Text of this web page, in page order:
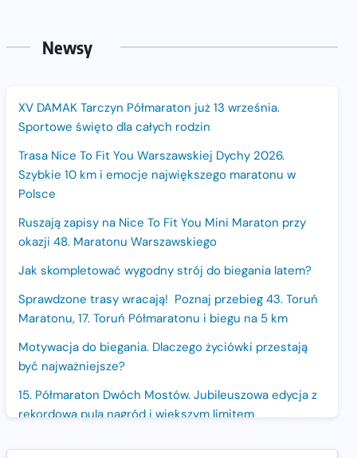
Newsy
XV DAMAK Tarczyn Półmaraton już 13 września.
Sportowe święto dla całych rodzin
Trasa Nice To Fit You Warszawskiej Dychy 2026.
Szybkie 10 km i emocje największego maratonu w
Polsce
Ruszają zapisy na Nice To Fit You Mini Maraton przy
okazji 48. Maratonu Warszawskiego
Jak skompletować wygodny strój do biegania latem?
Sprawdzone trasy wracają! Poznaj przebieg 43. Toruń
Maratonu, 17. Toruń Półmaratonu i biegu na 5 km
Motywacja do biegania. Dlaczego życiówki przestają
być najważniejsze?
15. Półmaraton Dwóch Mostów. Jubileuszowa edycja z
rekordową pulą nagród i większym limitem